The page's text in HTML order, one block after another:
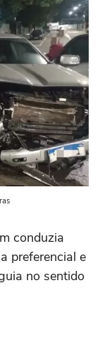
conduzia
preferencial e
no sentido